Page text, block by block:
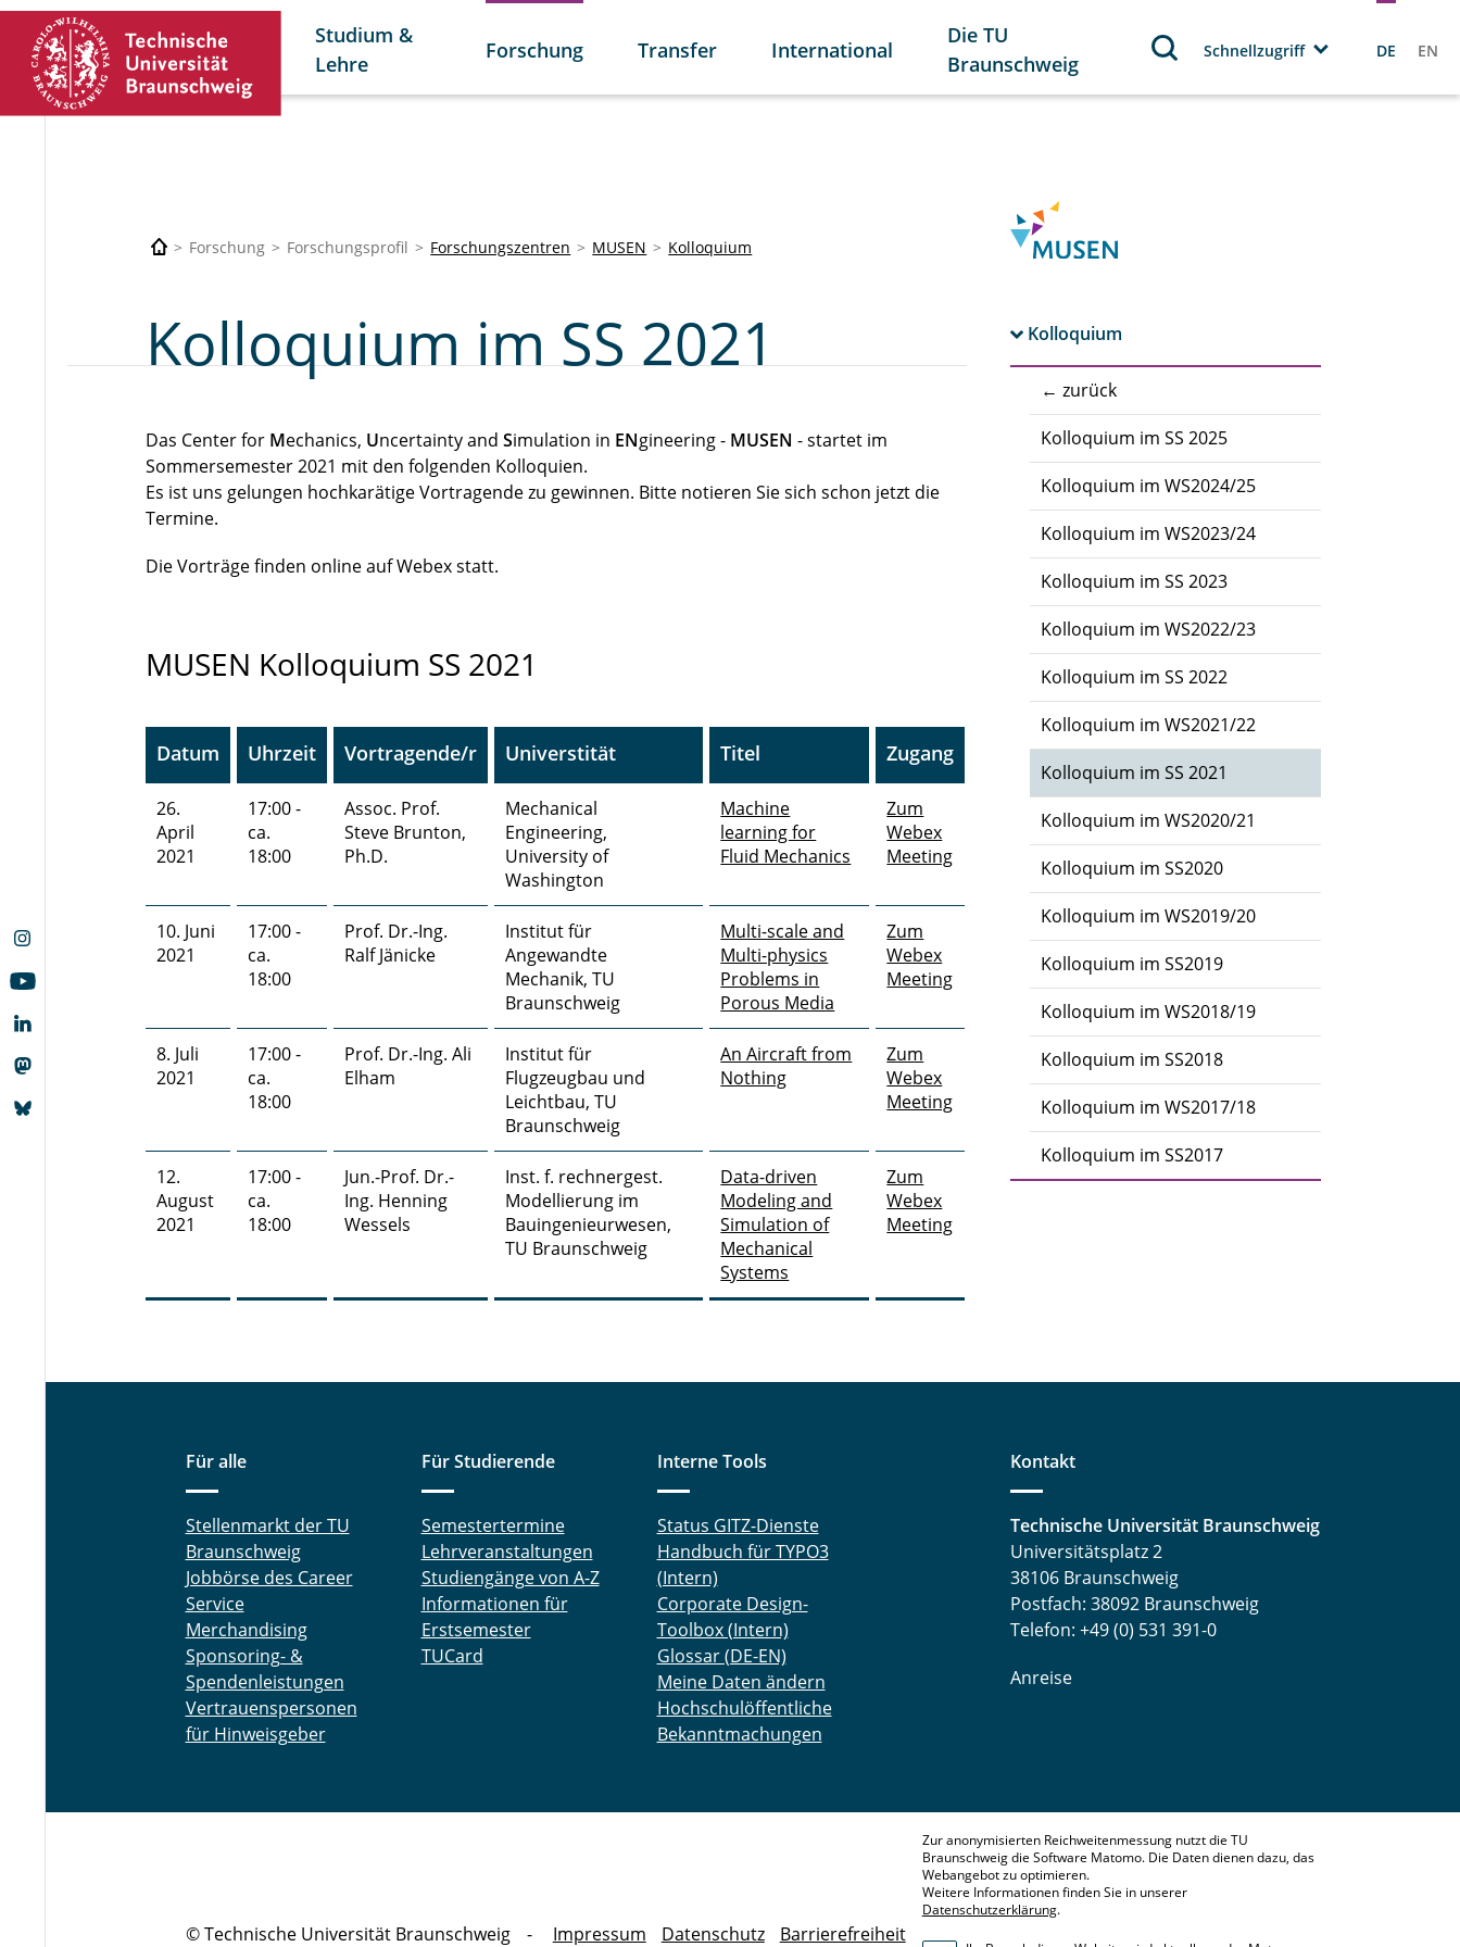
Studium &
Lehre
Forschung Transfer International
Die TU
Braunschweig
Schnellzugriff DE EN
Forschung Forschungsprofil Forschungszentren MUSEN Kolloquium
Kolloquium
← zurück
Kolloquium im SS 2025
Kolloquium im WS2024/25
Kolloquium im WS2023/24
Kolloquium im SS 2023
Kolloquium im WS2022/23
Kolloquium im SS 2022
Kolloquium im WS2021/22
Kolloquium im SS 2021
Kolloquium im WS2020/21
Kolloquium im SS2020
Kolloquium im WS2019/20
Kolloquium im SS2019
Kolloquium im WS2018/19
Kolloquium im SS2018
Kolloquium im WS2017/18
Kolloquium im SS2017
Kolloquium im SS 2021
Das Center for Mechanics, Uncertainty andSimulation in ENgineering - MUSEN - startet im
Sommersemester 2021 mit den folgenden Kolloquien.
Es ist uns gelungen hochkarätige Vortragende zu gewinnen. Bitte notieren Sie sich schon jetzt die
Termine.
Die Vorträge finden online auf Webex statt.
MUSEN Kolloquium SS 2021
Datum Uhrzeit Vortragende/r Universtität Titel Zugang
26.
April
2021
17:00 -
ca.
18:00
Assoc. Prof.
Steve Brunton,
Ph.D.
Mechanical
Engineering,
University of
Washington
Machine
learning for
Fluid Mechanics
Zum
Webex
Meeting
10. Juni
2021
17:00 -
ca.
18:00
Prof. Dr.-Ing.
Ralf Jänicke
Institut für
Angewandte
Mechanik, TU
Braunschweig
Multi-scale and
Multi-physics
Problems in
Porous Media
Zum
Webex
Meeting
8. Juli
2021
17:00 -
ca.
18:00
Prof. Dr.-Ing. Ali
Elham
Institut für
Flugzeugbau und
Leichtbau, TU
Braunschweig
An Aircraft from
Nothing
Zum
Webex
Meeting
12.
August
2021
17:00 -
ca.
18:00
Jun.-Prof. Dr.-
Ing. Henning
Wessels
Inst. f. rechnergest.
Modellierung im
Bauingenieurwesen,
TU Braunschweig
Data-driven
Modeling and
Simulation of
Mechanical
Systems
Zum
Webex
Meeting
Für alle
Stellenmarkt der TU
Braunschweig
Jobbörse des Career
Service
Merchandising
Sponsoring- &
Spendenleistungen
Vertrauenspersonen
für Hinweisgeber
Für Studierende
Semestertermine
Lehrveranstaltungen
Studiengänge von A-Z
Informationen für
Erstsemester
TUCard
Interne Tools
Status GITZ-Dienste
Handbuch für TYPO3
(Intern)
Corporate Design-
Toolbox (Intern)
Glossar (DE-EN)
Meine Daten ändern
Hochschulöffentliche
Bekanntmachungen
Kontakt
Technische Universität Braunschweig
Universitätsplatz 2
38106 Braunschweig
Postfach: 38092 Braunschweig
Telefon: +49 (0) 531 391-0
Anreise
© Technische Universität Braunschweig Impressum Datenschutz Barrierefreiheit
Zur anonymisierten Reichweitenmessung nutzt die TU
Braunschweig die Software Matomo. Die Daten dienen dazu, das
Webangebot zu optimieren.
Weitere Informationen finden Sie in unserer
Datenschutzerklärung.